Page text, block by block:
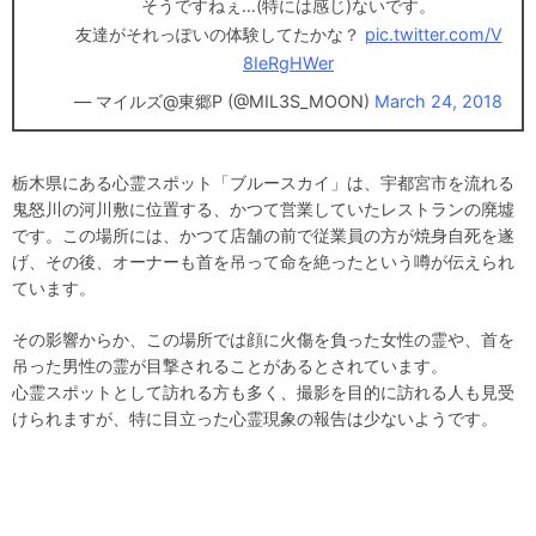
そうですねぇ…(特には感じ)ないです。
友達がそれっぽいの体験してたかな？ pic.twitter.com/V
8IeRgHWer
— マイルズ@東郷P (@MIL3S_MOON) March 24, 2018
栃木県にある心霊スポット「ブルースカイ」は、宇都宮市を流れる
鬼怒川の河川敷に位置する、かつて営業していたレストランの廃墟
です。この場所には、かつて店舗の前で従業員の方が焼身自死を遂
げ、その後、オーナーも首を吊って命を絶ったという噂が伝えられ
ています。
その影響からか、この場所では顔に火傷を負った女性の霊や、首を
吊った男性の霊が目撃されることがあるとされています。
心霊スポットとして訪れる方も多く、撮影を目的に訪れる人も見受
けられますが、特に目立った心霊現象の報告は少ないようです。